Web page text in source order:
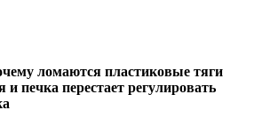
ломаются пластиковые тяги
и печка перестает регулировать